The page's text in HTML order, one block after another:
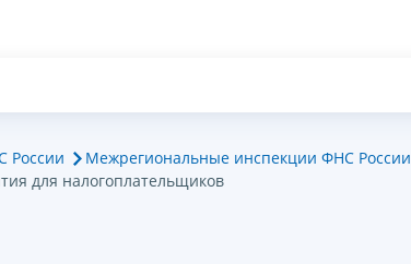
России
Межрегиональные инспекции ФНС России
для налогоплательщиков